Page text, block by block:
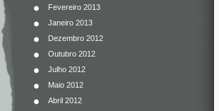
Fevereiro 2013
Janeiro 2013
Dezembro 2012
Outubro 2012
Julho 2012
Maio 2012
Abril 2012